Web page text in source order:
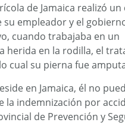
de Jamaica realizó un
empleador y el
cuando trabajaba en un
herida en la rodilla, el
cual su pierna fue
en Jamaica, él no
la indemnización por
de Prevención y